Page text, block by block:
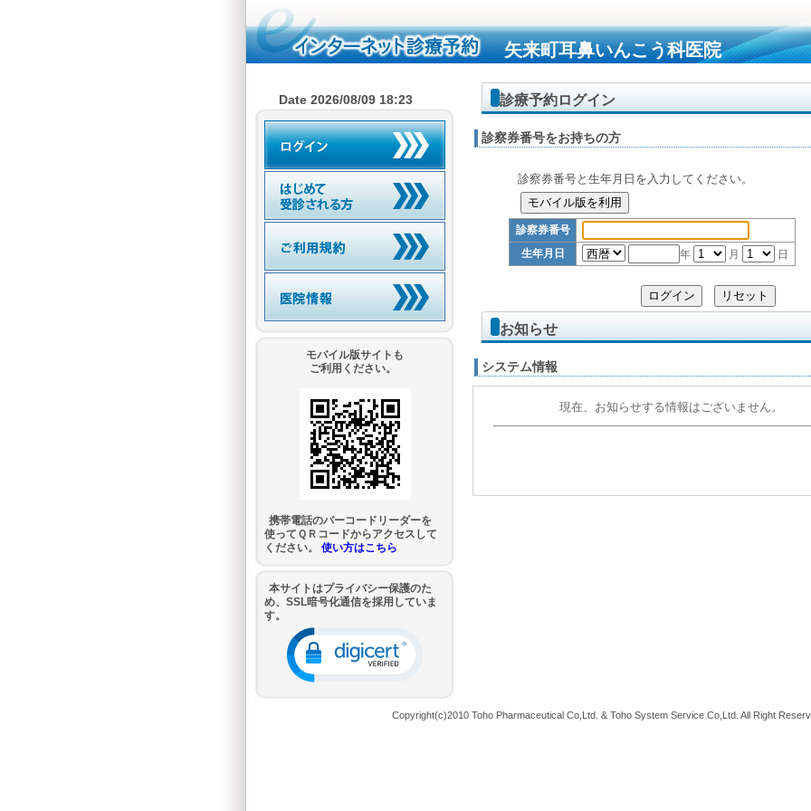
矢来町耳鼻いんこう科医院
診療予約ログイン
診察券番号をお持ちの方
診察券番号と生年月日を入力してください。
診察券番号
生年月日
年 月 日
お知らせ
システム情報
Date 2026/08/09 18:23
モバイル版サイトも
ご利用ください。
携帯電話のバーコードリーダーを
使ってＱＲコードからアクセスして
ください。 使い方はこちら
本サイトはプライバシー保護のた
め、SSL暗号化通信を採用していま
す。
Copyright(c)2010 Toho Pharmaceutical Co,Ltd. & Toho System Service Co,Ltd. All Right